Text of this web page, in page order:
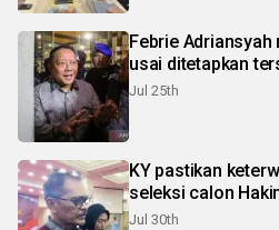
Febrie
usai ditetapkan
Jul 25th
KY pastikan
seleksi calon
Jul 30th